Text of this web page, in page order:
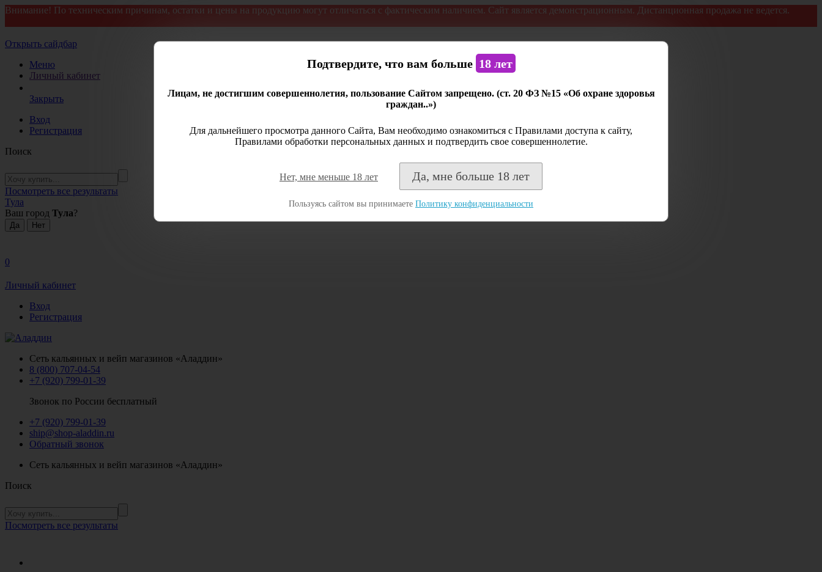
Внимание! По техническим причинам, остатки и цены на продукцию могут отличаться с фактическим наличием. Сайт является демонстрационным. Дистанционная продажа не ведется.
Открыть сайдбар
Меню
Личный кабинет
Закрыть
Вход
Регистрация
Поиск
Посмотреть все результаты
Тула
Ваш город Тула?
0
Личный кабинет
Вход
Регистрация
Сеть кальянных и вейп магазинов «Аладдин»
8 (800) 707-04-54
+7 (920) 799-01-39
Звонок по России бесплатный
+7 (920) 799-01-39
ship@shop-aladdin.ru
Обратный звонок
Сеть кальянных и вейп магазинов «Аладдин»
Поиск
Посмотреть все результаты
Подтвердите, что вам больше 18 лет
Лицам, не достигшим совершеннолетия, пользование Сайтом запрещено. (ст. 20 ФЗ №15 «Об охране здоровья
граждан..»)
Для дальнейшего просмотра данного Сайта, Вам необходимо ознакомиться с Правилами доступа к сайту,
Правилами обработки персональных данных и подтвердить свое совершеннолетие.
Нет, мне меньше 18 лет Да, мне больше 18 лет
Пользуясь сайтом вы принимаете Политику конфиденциальности